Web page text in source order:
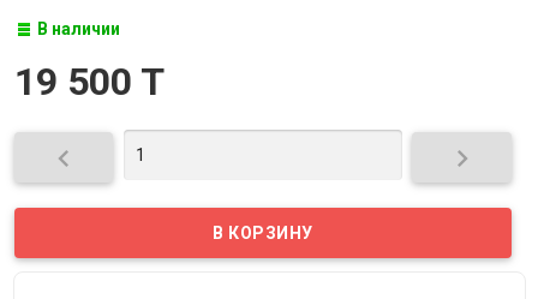
В наличии
19 500 T
 